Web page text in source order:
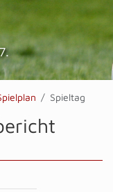
Spieltag